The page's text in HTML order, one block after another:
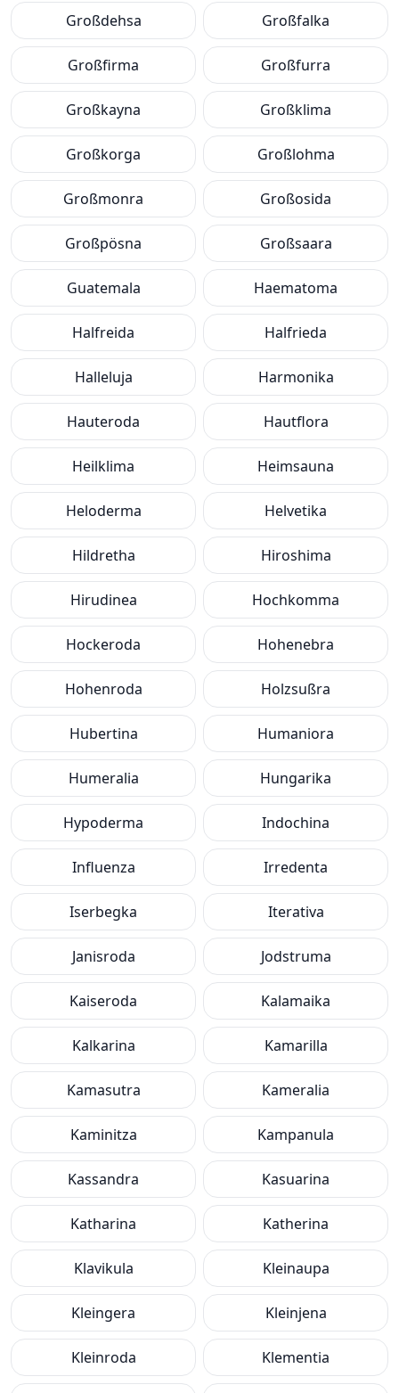
Großdehsa Großfalka
Großfirma Großfurra
Großkayna Großklima
Großkorga Großlohma
Großmonra Großosida
Großpösna Großsaara
Guatemala Haematoma
Halfreida Halfrieda
Halleluja Harmonika
Hauteroda Hautflora
Heilklima Heimsauna
Heloderma Helvetika
Hildretha Hiroshima
Hirudinea Hochkomma
Hockeroda Hohenebra
Hohenroda Holzsußra
Hubertina Humaniora
Humeralia Hungarika
Hypoderma Indochina
Influenza Irredenta
Iserbegka Iterativa
Janisroda Jodstruma
Kaiseroda Kalamaika
Kalkarina Kamarilla
Kamasutra Kameralia
Kaminitza Kampanula
Kassandra Kasuarina
Katharina Katherina
Klavikula Kleinaupa
Kleingera Kleinjena
Kleinroda Klementia